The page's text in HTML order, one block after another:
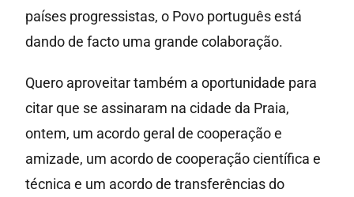
países progressistas, o Povo português está
dando de facto uma grande colaboração.
Quero aproveitar também a oportunidade para
citar que se assinaram na cidade da Praia,
ontem, um acordo geral de cooperação e
amizade, um acordo de cooperação científica e
técnica e um acordo de transferências do